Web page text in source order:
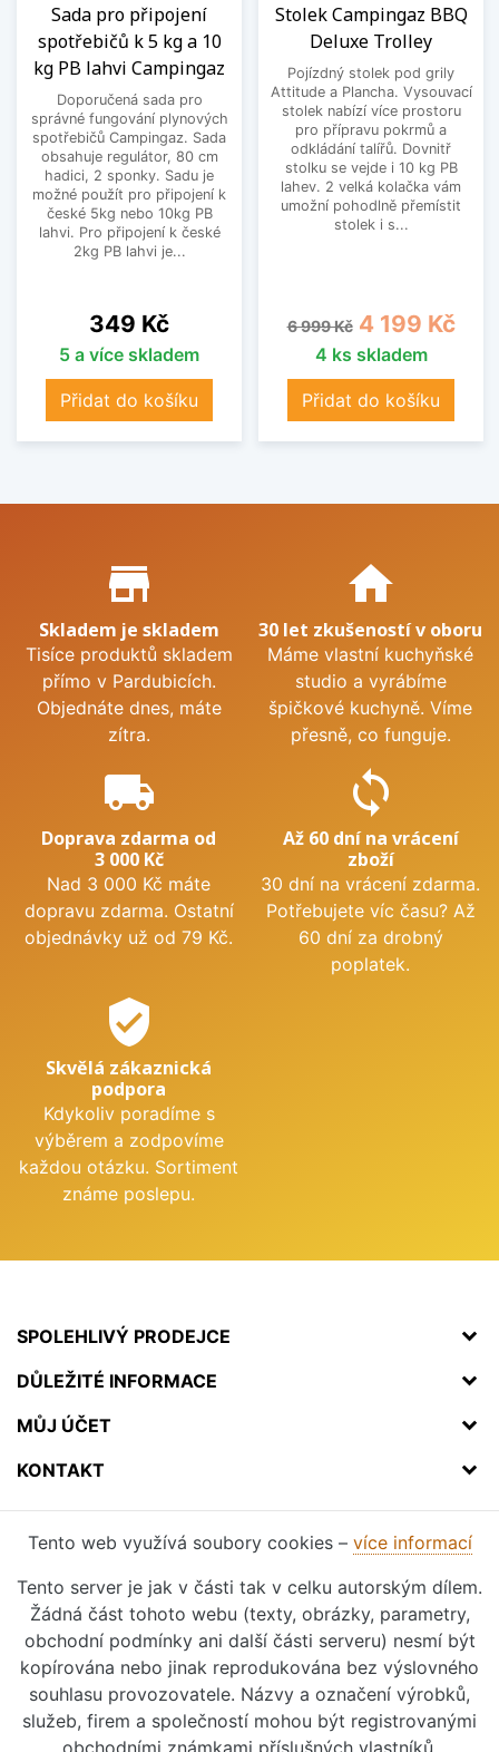
Sada pro připojení
spotřebičů k 5 kg a 10
kg PB lahvi Campingaz
Doporučená sada pro
správné fungování plynových
spotřebičů Campingaz. Sada
obsahuje regulátor, 80 cm
hadici, 2 sponky. Sadu je
možné použít pro připojení k
české 5kg nebo 10kg PB
lahvi. Pro připojení k české
2kg PB lahvi je...
Cena
349 Kč
5 a více skladem
Přidat do košíku
Stolek Campingaz BBQ
Deluxe Trolley
Pojízdný stolek pod grily
Attitude a Plancha. Vysouvací
stolek nabízí více prostoru
pro přípravu pokrmů a
odkládání talířů. Dovnitř
stolku se vejde i 10 kg PB
lahev. 2 velká kolačka vám
umožní pohodlně přemístit
stolek i s...
Běžná cena
6 999 Kč Cena
4 199 Kč
4 ks skladem
Přidat do košíku
Proč nakupovat u nás?
store_mall_directory
Skladem je skladem
Tisíce produktů skladem
přímo v Pardubicích.
Objednáte dnes, máte
zítra.
home
30 let zkušeností v oboru
Máme vlastní kuchyňské
studio a vyrábíme
špičkové kuchyně. Víme
přesně, co funguje.
local_shipping
Doprava zdarma od
3 000 Kč
Nad 3 000 Kč máte
dopravu zdarma. Ostatní
objednávky už od 79 Kč.
sync
Až 60 dní na vrácení
zboží
30 dní na vrácení zdarma.
Potřebujete víc času? Až
60 dní za drobný
poplatek.
verified_user
Skvělá zákaznická
podpora
Kdykoliv poradíme s
výběrem a zodpovíme
každou otázku. Sortiment
známe poslepu.
SPOLEHLIVÝ PRODEJCE
DŮLEŽITÉ INFORMACE
MŮJ ÚČET
KONTAKT
Tento web využívá soubory cookies – více informací
Tento server je jak v části tak v celku autorským dílem.
Žádná část tohoto webu (texty, obrázky, parametry,
obchodní podmínky ani další části serveru) nesmí být
kopírována nebo jinak reprodukována bez výslovného
souhlasu provozovatele. Názvy a označení výrobků,
služeb, firem a společností mohou být registrovanými
obchodními známkami příslušných vlastníků.